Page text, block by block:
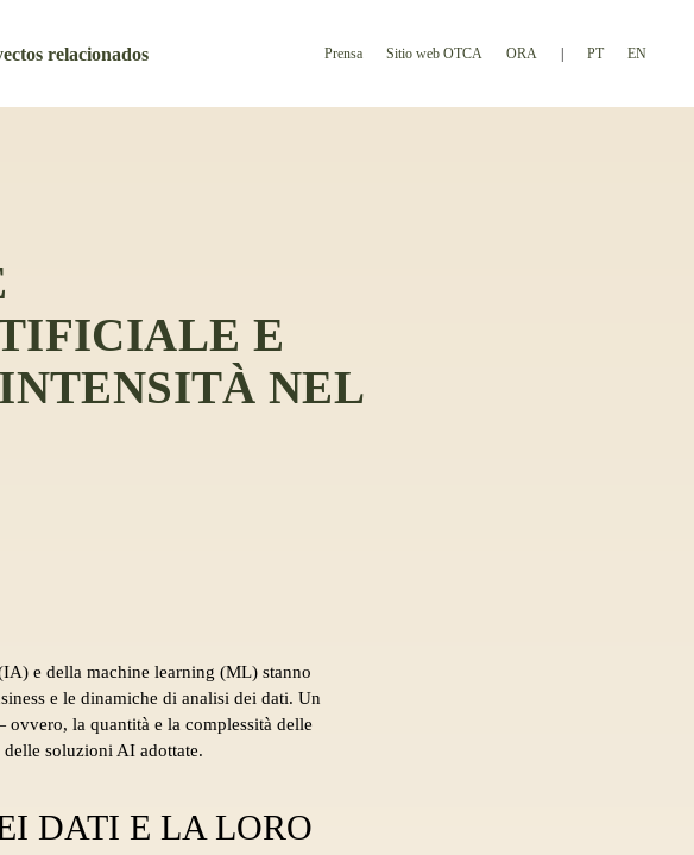
relacionados Prensa Sitio web OTCA ORA PT EN
E
NEL
e della machine learning (ML) stanno
e le dinamiche di analisi dei dati. Un
la quantità e la complessità delle
soluzioni AI adottate.
DATI E LA LORO